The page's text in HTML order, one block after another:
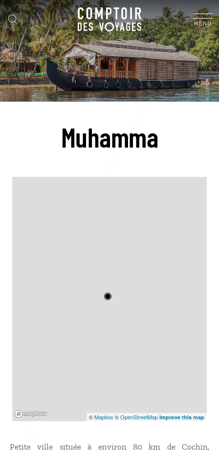
MENU
Muhamma
©Mapbox ©OpenStreetMap Improve this map
Petite ville située à environ 80 km de Cochin,